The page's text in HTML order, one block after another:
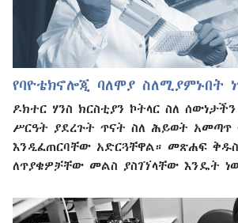
የባዮቴክኖሎጂ ባለሞያ ስለሚያምኑበት
ዶክተር ሃንስ ክርስቲያን ኮትላር ስለ
ሥርዓት ያደረጉት ጥናት ስለ ሕይወት አመጣጥ
እንዲፈጠርባቸው አድርጓቸዋል። መጽሐፍ
ለጥያቄዎቻቸው መልስ ያስገኘላቸው እንዴት